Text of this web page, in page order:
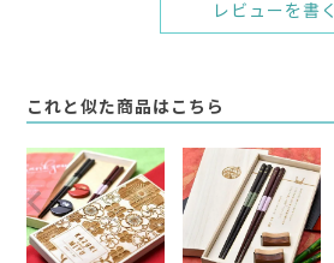
レビューを書く
これと似た商品はこちら